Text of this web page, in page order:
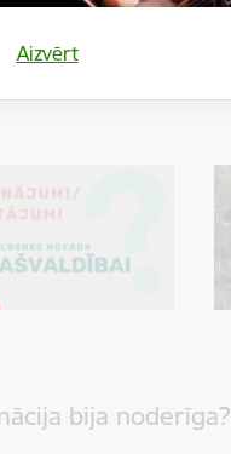
Aizvērt
bija noderīga?